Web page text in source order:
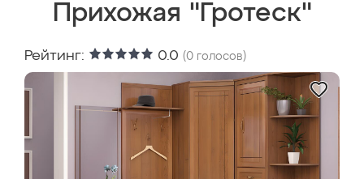
Прихожая "Гротеск"
Рейтинг: 0.0 (0 голосов)